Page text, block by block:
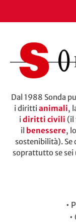
Dal 1988 Sonda
i dirittianimali,
idiritti civili (il
il benessere,
sostenibilità). Se
soprattutto se sei
•
•